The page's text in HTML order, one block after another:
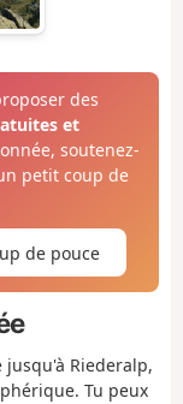
des
et
soutenez-
petit coup de
de pouce
Riederalp,
Tu peux